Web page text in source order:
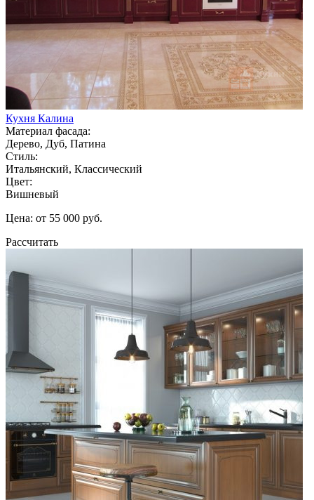
Кухня Калина
Материал фасада:
Дерево, Дуб, Патина
Стиль:
Итальянский, Классический
Цвет:
Вишневый
Цена: от 55 000 руб.
Рассчитать